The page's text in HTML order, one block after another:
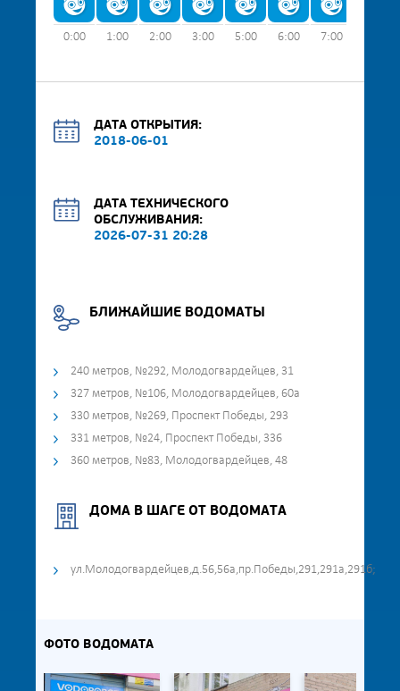
0:00 1:00 2:00 3:00 5:00 6:00 7:00
ДАТА ОТКРЫТИЯ:
2018-06-01
ДАТА ТЕХНИЧЕСКОГО
ОБСЛУЖИВАНИЯ:
2026-07-31 20:28
БЛИЖАЙШИЕ ВОДОМАТЫ
240 метров, №292, Молодогвардейцев, 31
327 метров, №106, Молодогвардейцев, 60а
330 метров, №269, Проспект Победы, 293
331 метров, №24, Проспект Победы, 336
360 метров, №83, Молодогвардейцев, 48
ДОМА В ШАГЕ ОТ ВОДОМАТА
ул.Молодогвардейцев,д.56,56а,пр.Победы,291,291а,291б;
ФОТО ВОДОМАТА